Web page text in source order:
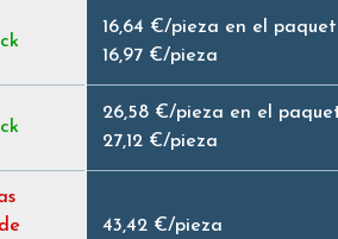
16,64 €/pieza en el
16,97 €/pieza
26,58 €/pieza en el
27,12 €/pieza
43,42 €/pieza